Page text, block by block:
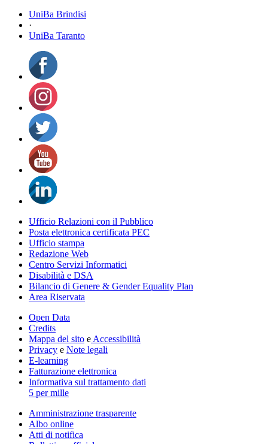
UniBa Brindisi
·
UniBa Taranto
Ufficio Relazioni con il Pubblico
Posta elettronica certificata PEC
Ufficio stampa
Redazione Web
Centro Servizi Informatici
Disabilità e DSA
Bilancio di Genere & Gender Equality Plan
Area Riservata
Open Data
Credits
Mappa del sito eAccessibilità
Privacy e Note legali
E-learning
Fatturazione elettronica
Informativa sul trattamento dati
5 per mille
Amministrazione trasparente
Albo online
Atti di notifica